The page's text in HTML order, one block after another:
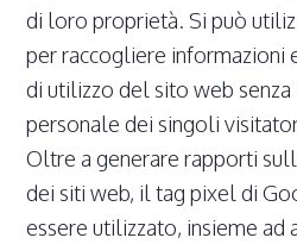
di loro proprietà. Si può
per raccogliere informazioni
di utilizzo del sito web senza
personale dei singoli
Oltre a generare rapporti
dei siti web, il tag pixel di
essere utilizzato, insieme ad